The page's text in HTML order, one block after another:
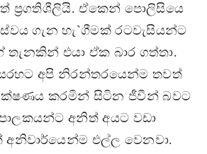
ප‍්‍රගතිශීලියි. ඒකෙන් පොලිසියෙ
ගැන හැ`ගීමක් රටවැසියන්ට
තැනකින් එයා ඒක බාර ගත්තා.
අපි නිරන්තරයෙන්ම තවත්
කරමින් සිටින ජීවීන් බවට
අනිත් අයට වඩා
අනිවාර්යෙන්ම එල්ල වෙනවා.